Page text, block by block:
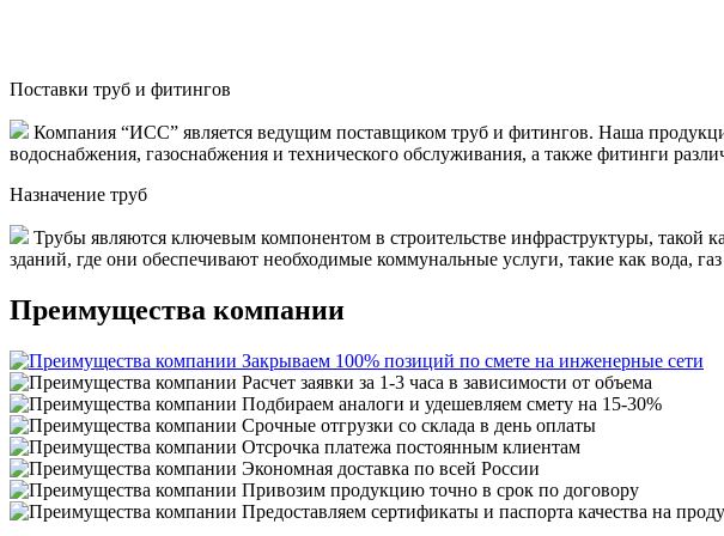
Поставки труб и фитингов
Компания “ИСС” является ведущим поставщиком труб и фитингов. Наша
водоснабжения, газоснабжения и технического обслуживания, а также фитинги
Назначение труб
Трубы являются ключевым компонентом в строительстве инфраструктуры,
зданий, где они обеспечивают необходимые коммунальные услуги, такие как вода,
Преимущества компании
Закрываем 100% позиций по смете на инженерные сети
Расчет заявки за 1-3 часа в зависимости от объема
Подбираем аналоги и удешевляем смету на 15-30%
Срочные отгрузки со склада в день оплаты
Отсрочка платежа постоянным клиентам
Экономная доставка по всей России
Привозим продукцию точно в срок по договору
Предоставляем сертификаты и паспорта качества на